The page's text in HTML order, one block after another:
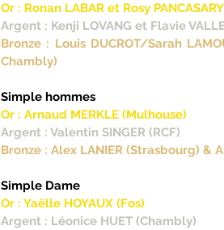
Or : Ronan LABAR et Rosy
Argent : Kenji LOVANG et Flavie
Bronze : Louis DUCROT/Sarah
Chambly)
Simple hommes
Or : Arnaud MERKLE (Mulhouse)
Argent : Valentin SINGER (RCF)
Bronze : Alex LANIER (Strasbourg) &
Simple Dame
Or : Yaëlle HOYAUX (Fos)
Argent : Léonice HUET (Chambly)